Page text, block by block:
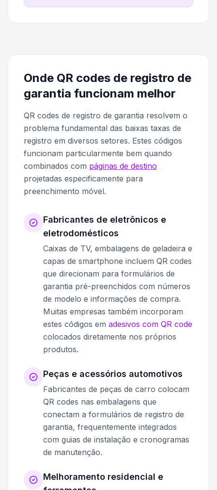
Onde QR codes de registro de
garantia funcionam melhor
QR codes de registro de garantia resolvem o
problema fundamental das baixas taxas de
registro em diversos setores. Estes códigos
funcionam particularmente bem quando
combinados com páginas de destino
projetadas especificamente para
preenchimento móvel.
Fabricantes de eletrônicos e
eletrodomésticos
Caixas de TV, embalagens de geladeira e
capas de smartphone incluem QR codes
que direcionam para formulários de
garantia pré-preenchidos com números
de modelo e informações de compra.
Muitas empresas também incorporam
estes códigos em adesivos com QR code
colocados diretamente nos próprios
produtos.
Peças e acessórios automotivos
Fabricantes de peças de carro colocam
QR codes nas embalagens que
conectam a formulários de registro de
garantia, frequentemente integrados
com guias de instalação e cronogramas
de manutenção.
Melhoramento residencial e